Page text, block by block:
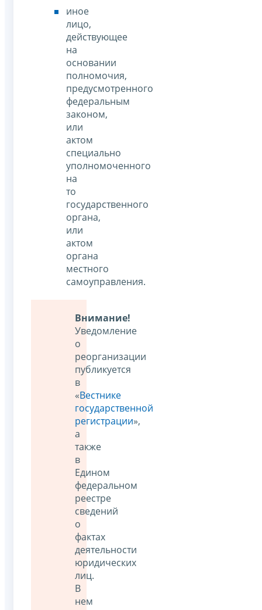
иное
лицо,
действующее
на
основании
полномочия,
предусмотренного
федеральным
законом,
или
актом
специально
уполномоченного
на
то
государственного
органа,
или
актом
органа
местного
самоуправления.
Внимание!
Уведомление
о
реорганизации
публикуется
в
«Вестнике
государственной
регистрации»,
а
также
в
Едином
федеральном
реестре
сведений
о
фактах
деятельности
юридических
лиц.
В
нем